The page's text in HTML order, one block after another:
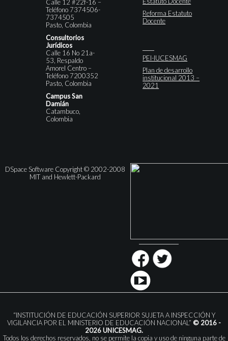
Calle 12 #22f-16 –
Teléfono 7374506-
7374505
Pasto, Colombia
Consultorios
Jurídicos
Calle 16 No 21a-
53, Respaldo
Amorel Centro –
Teléfono 7200352
Pasto, Colombia
Campus San
Damián
Catambuco,
Colombia
Reforma Estatuto
Docente
PEI-IUCESMAG
Plan de desarrollo
institucional 2013 –
2021
DSpace Software Copyright © 2002-2008
MIT and Hewlett-Packard
“INSTITUCIÓN DE EDUCACIÓN SUPERIOR SUJETA A INSPECCIÓN Y
VIGILANCIA POR EL MINISTERIO DE EDUCACIÓN NACIONAL” © 2016 -
2026 UNICESMAG.
Todos los derechos reservados, no se permite la copia y uso de ninguna parte de